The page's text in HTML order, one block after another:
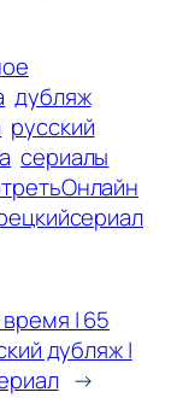
дубляж
русский
сериалы
| 65
дубляж |
→